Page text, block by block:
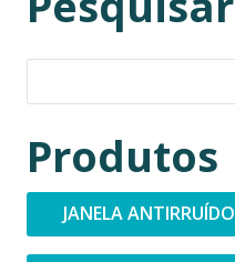
Produtos
JANELA ANTIRRUÍDO